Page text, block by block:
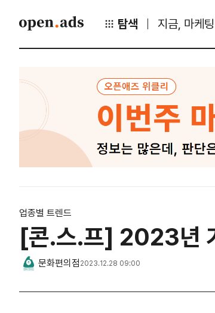
탐색 지금, 마케팅
업종별 트렌드
[콘.스.프] 2023년
문화편의점 2023.12.28 09:00